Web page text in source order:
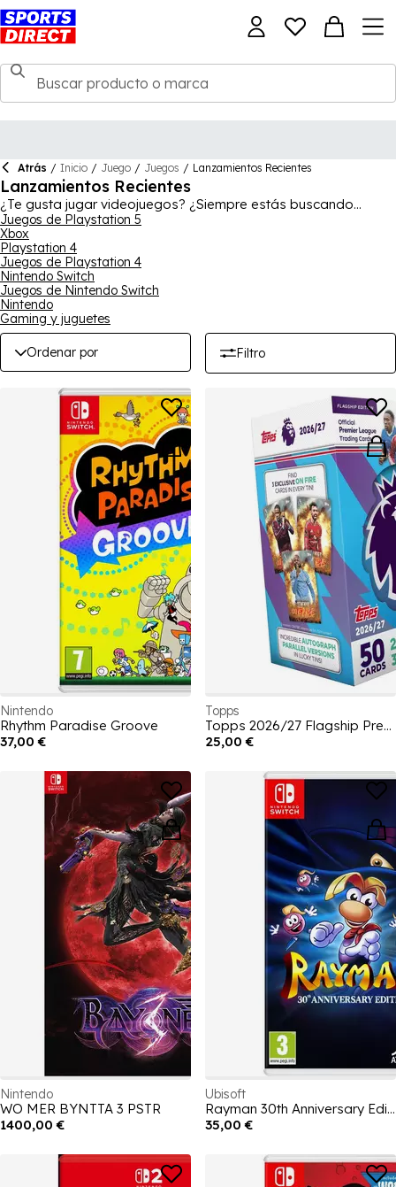
Atrás / Inicio / Juego / Juegos / Lanzamientos Recientes
Lanzamientos Recientes
¿Te gusta jugar videojuegos? ¿Siempre estás buscando
nuevos juegos para tu consola preferida? ¡Entonces has
venido al lugar correcto! Tenemos muchas opciones para
todos los gustos: ¿prefieres acción? ¿O tal vez fútbol?
¿Fantasía, para sumergirte en un mundo diferente? Hay mucho
para elegir, ¡así que navega por la colección hoy mismo! Hay
juegos para diferentes plataformas, incluyendo PS4 y PS5,
Xbox y Nintendo Switch, así que sea cual sea tu consola, hay
algo para ti. ¡Explora nuestra categoría de lanzamientos
recientes hoy para encontrar algunos de los juegos más
nuevos y mejores, como EA Sports FC 25!
Juegos de Playstation 5
Xbox
Playstation 4
Juegos de Playstation 4
Nintendo Switch
Juegos de Nintendo Switch
Nintendo
Gaming y juguetes
Ordenar por Filtro
Nintendo
Rhythm Paradise Groove
37,00 €
Topps
Topps 2026/27 Flagship Premier League - Super Tin
25,00 €
Nintendo
WO MER BYNTTA 3 PSTR
1400,00 €
Ubisoft
Rayman 30th Anniversary Edition
35,00 €